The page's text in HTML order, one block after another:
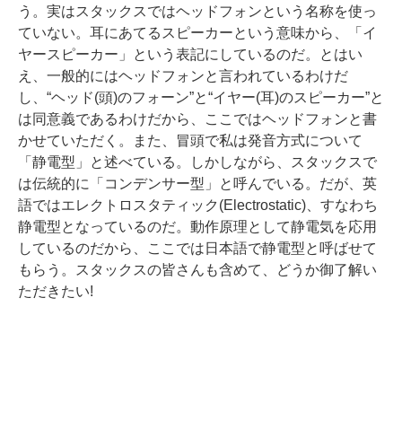
う。実はスタックスではヘッドフォンという名称を使っ
ていない。耳にあてるスピーカーという意味から、「イ
ヤースピーカー」という表記にしているのだ。とはい
え、一般的にはヘッドフォンと言われているわけだ
し、“ヘッド(頭)のフォーン”と“イヤー(耳)のスピーカー”と
は同意義であるわけだから、ここではヘッドフォンと書
かせていただく。また、冒頭で私は発音方式について
「静電型」と述べている。しかしながら、スタックスで
は伝統的に「コンデンサー型」と呼んでいる。だが、英
語ではエレクトロスタティック(Electrostatic)、すなわち
静電型となっているのだ。動作原理として静電気を応用
しているのだから、ここでは日本語で静電型と呼ばせて
もらう。スタックスの皆さんも含めて、どうか御了解い
ただきたい!